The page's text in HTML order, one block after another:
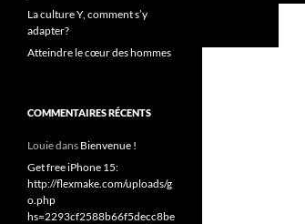
La culture Y, comment s’y
adapter?
Atteindre le cœur des hommes
COMMENTAIRES RÉCENTS
Louiedans Bienvenue !
Get free iPhone 15:
http://flexmake.com/uploads/g
o.php
hs=2293cf2588b66f5decc8be